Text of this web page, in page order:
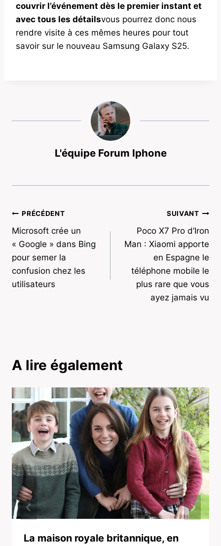
couvrir l’événement dès le premier instant et
avec tous les détailsvous pourrez donc nous
rendre visite à ces mêmes heures pour tout
savoir sur le nouveau Samsung Galaxy S25.
L'équipe Forum Iphone
Navigation
de
l’article
PRÉCÉDENT
Microsoft crée un
« Google » dans Bing
pour semer la
confusion chez les
utilisateurs
SUIVANT
Poco X7 Pro d’Iron
Man : Xiaomi apporte
en Espagne le
téléphone mobile le
plus rare que vous
ayez jamais vu
A lire également
La maison royale britannique, en